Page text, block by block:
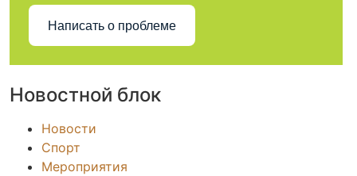
Написать о проблеме
Новостной блок
Новости
Спорт
Мероприятия